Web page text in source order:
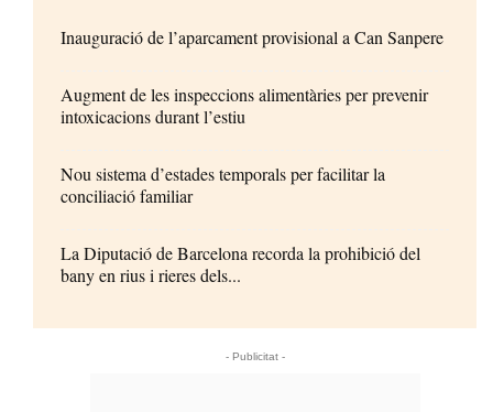
Inauguració de l’aparcament provisional a Can Sanpere
Augment de les inspeccions alimentàries per prevenir
intoxicacions durant l’estiu
Nou sistema d’estades temporals per facilitar la
conciliació familiar
La Diputació de Barcelona recorda la prohibició del
bany en rius i rieres dels...
- Publicitat -